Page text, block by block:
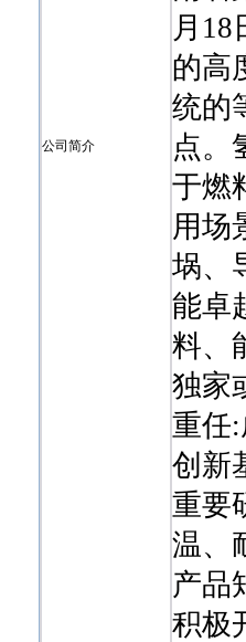
公司简介
月18
的高
统的
点。
于燃
用场
埚、
能卓
料、
独家
重任
创新
重要
温、
产品
积极